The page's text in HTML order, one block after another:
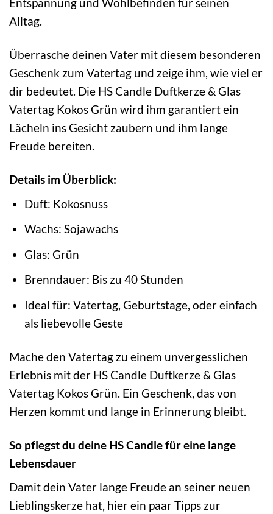
Entspannung und Wohlbefinden für seinen
Alltag.
Überrasche deinen Vater mit diesem besonderen
Geschenk zum Vatertag und zeige ihm, wie viel er
dir bedeutet. Die HS Candle Duftkerze & Glas
Vatertag Kokos Grün wird ihm garantiert ein
Lächeln ins Gesicht zaubern und ihm lange
Freude bereiten.
Details im Überblick:
Duft: Kokosnuss
Wachs: Sojawachs
Glas: Grün
Brenndauer: Bis zu 40 Stunden
Ideal für: Vatertag, Geburtstage, oder einfach
als liebevolle Geste
Mache den Vatertag zu einem unvergesslichen
Erlebnis mit der HS Candle Duftkerze & Glas
Vatertag Kokos Grün. Ein Geschenk, das von
Herzen kommt und lange in Erinnerung bleibt.
So pflegst du deine HS Candle für eine lange
Lebensdauer
Damit dein Vater lange Freude an seiner neuen
Lieblingskerze hat, hier ein paar Tipps zur